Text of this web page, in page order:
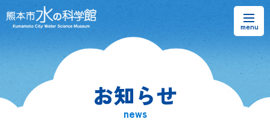
熊本市水の科学館とは
お知らせ
news